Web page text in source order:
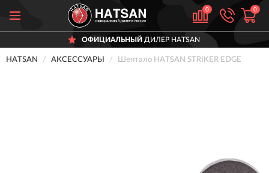
0 0
ОФИЦИАЛЬНЫЙ ДИЛЕР HATSAN
HATSAN АКСЕССУАРЫ Шептало HATSAN STRIKER EDGE